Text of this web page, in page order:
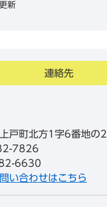
新
連絡先
戸町北方1字6番地の2
7826
6630
い合わせはこちら